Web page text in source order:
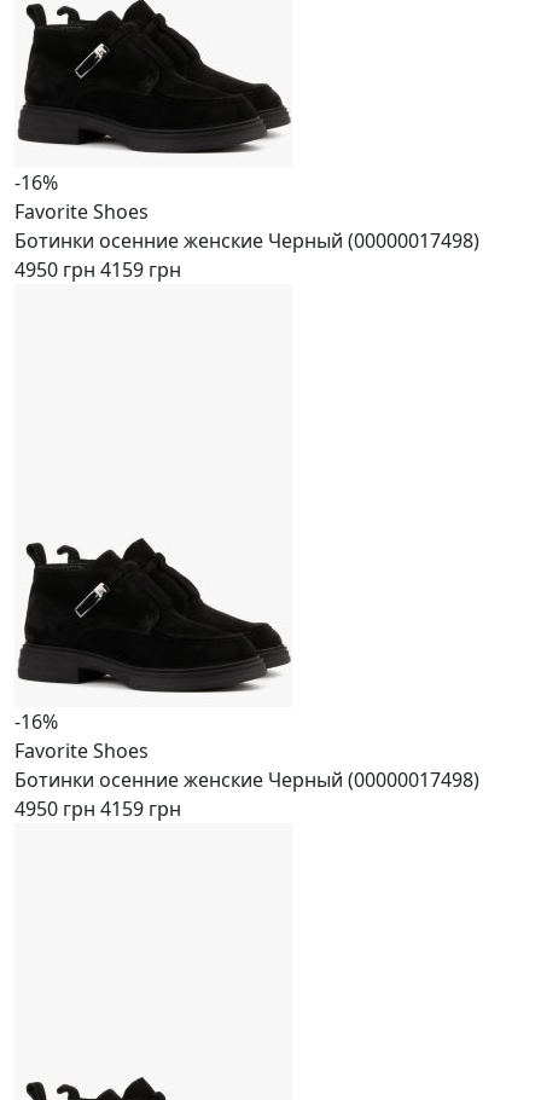
-16%
Favorite Shoes
Ботинки осенние женские Черный (00000017498)
4950 грн 4159 грн
-16%
Favorite Shoes
Ботинки осенние женские Черный (00000017498)
4950 грн 4159 грн